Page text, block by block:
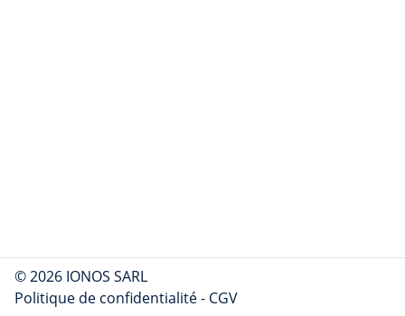
© 2026 IONOS SARL
Politique de confidentialité- CGV